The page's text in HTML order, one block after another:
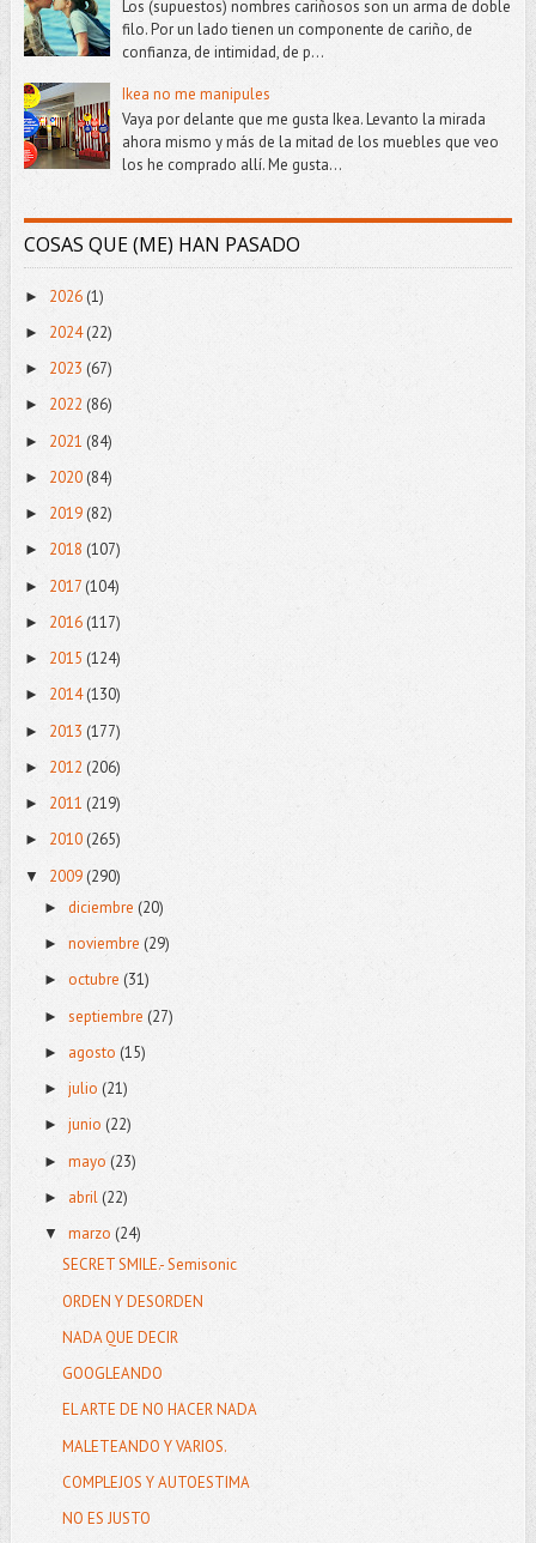
Los (supuestos) nombres cariñosos son un arma de doble
filo. Por un lado tienen un componente de cariño, de
confianza, de intimidad, de p...
Ikea no me manipules
Vaya por delante que me gusta Ikea. Levanto la mirada
ahora mismo y más de la mitad de los muebles que veo
los he comprado allí. Me gusta...
COSAS QUE (ME) HAN PASADO
► 2026(1)
► 2024(22)
► 2023 (67)
► 2022 (86)
► 2021 (84)
► 2020(84)
► 2019(82)
► 2018 (107)
► 2017 (104)
► 2016 (117)
► 2015 (124)
► 2014(130)
► 2013 (177)
► 2012 (206)
► 2011 (219)
► 2010(265)
▼ 2009(290)
► diciembre (20)
► noviembre (29)
► octubre (31)
► septiembre (27)
► agosto (15)
► julio (21)
► junio (22)
► mayo (23)
► abril(22)
▼ marzo (24)
SECRET SMILE.- Semisonic
ORDEN Y DESORDEN
NADA QUE DECIR
GOOGLEANDO
EL ARTE DE NO HACER NADA
MALETEANDO Y VARIOS.
COMPLEJOS Y AUTOESTIMA
NO ES JUSTO